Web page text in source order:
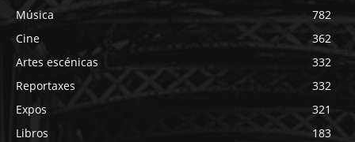
Música
782
Cine
362
Artes escénicas
332
Reportaxes
332
Expos
321
Libros
183